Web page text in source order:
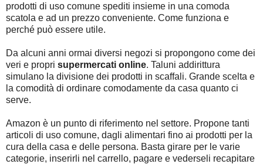
prodotti di uso comune spediti insieme in una comoda
scatola e ad un prezzo conveniente. Come funziona e
perché può essere utile.
Da alcuni anni ormai diversi negozi si propongono come dei
veri e propri supermercati online. Taluni addirittura
simulano la divisione dei prodotti in scaffali. Grande scelta e
la comodità di ordinare comodamente da casa quanto ci
serve.
Amazon è un punto di riferimento nel settore. Propone tanti
articoli di uso comune, dagli alimentari fino ai prodotti per la
cura della casa e delle persona. Basta girare per le varie
categorie, inserirli nel carrello, pagare e vederseli recapitare